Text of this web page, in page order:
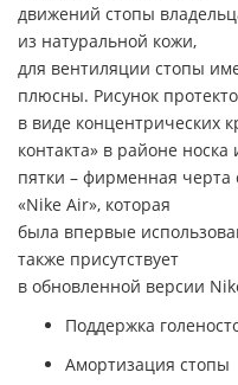
движений стопы
из натуральной кожи,
для вентиляции стопы
плюсны. Рисунок
в виде концентрических
контакта» в районе носка
пятки – фирменная черта
«Nike Air», которая
была впервые
также присутствует
в обновленной версии
Поддержка
Амортизация стопы